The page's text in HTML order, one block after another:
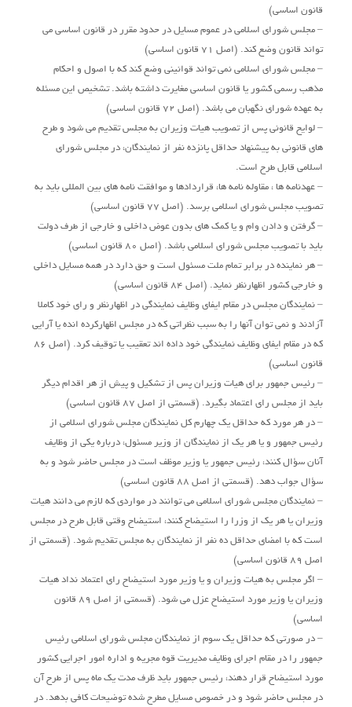
قانون اساسی)
– مجلس شورای اسلامی در عموم مسایل در حدود مقرر در قانون اساسی می
تواند قانون وضع کند. (اصل 71 قانون اساسی)
– مجلس شورای اسلامی نمی تواند قوانینی وضع کند که با اصول و احکام
مذهب رسمی کشور یا قانون اساسی مغایرت داشته باشد. تشخیص این مسئله
به عهده شورای نگهبان می باشد. (اصل 72 قانون اساسی)
– لوایح قانونی پس از تصویب هیات وزیران به مجلس تقدیم می شود و طرح
های قانونی به پیشنهاد حداقل پانزده نفر از نمایندگان، در مجلس شورای
اسلامی قابل طرح است.
– عهدنامه ها ، مقاوله نامه ها، قراردادها و موافقت نامه های بین المللی باید به
تصویب مجلس شورای اسلامی برسد. (اصل 77 قانون اساسی)
– گرفتن و دادن وام و یا کمک های بدون عوض داخلی و خارجی از طرف دولت
باید با تصویب مجلس شورای اسلامی باشد. (اصل 80 قانون اساسی)
– هر نماینده در برابر تمام ملت مسئول است و حق دارد در همه مسایل داخلی
و خارجی کشور اظهارنظر نماید. (اصل 84 قانون اساسی)
– نمایندگان مجلس در مقام ایفای وظایف نمایندگی در اظهارنظر و رای خود کاملا
آزادند و نمی توان آنها را به سبب نظراتی که در مجلس اظهارکرده انده یا آرایی
که در مقام ایفای وظایف نمایندگی خود داده اند تعقیب یا توقیف کرد. (اصل 86
قانون اساسی)
– رئیس جمهور برای هیات وزیران پس از تشکیل و پیش از هر اقدام دیگر
باید از مجلس رای اعتماد بگیرد. (قسمتی از اصل 87 قانون اساسی)
– در هر مورد که حداقل یک چهارم کل نمایندگان مجلس شورای اسلامی از
رئیس جمهور و یا هر یک از نمایندگان از وزیر مسئول، درباره یکی از وظایف
آنان سؤال کنند، رئیس جمهور یا وزیر موظف است در مجلس حاضر شود و به
سؤال جواب دهد. (قسمتی از اصل 88 قانون اساسی)
– نمایندگان مجلس شورای اسلامی می توانند در مواردی که لازم می دانند هیات
وزیران یا هر یک از وزرا را استیضاح کنند، استیضاح وقتی قابل طرح در مجلس
است که با امضای حداقل ده نفر از نمایندگان به مجلس تقدیم شود. (قسمتی از
اصل 89 قانون اساسی)
– اگر مجلس به هیات وزیران و یا وزیر مورد استیضاح رای اعتماد نداد هیات
وزیران یا وزیر مورد استیضاح عزل می شود. (قسمتی از اصل 89 قانون
اساسی)
– در صورتی که حداقل یک سوم از نمایندگان مجلس شورای اسلامی رئیس
جمهور را در مقام اجرای وظایف مدیریت قوه مجریه و اداره امور اجرایی کشور
مورد استیضاح قرار دهند، رئیس جمهور باید ظرف مدت یک ماه پس از طرح آن
در مجلس حاضر شود و در خصوص مسایل مطرح شده توضیحات کافی بدهد. در